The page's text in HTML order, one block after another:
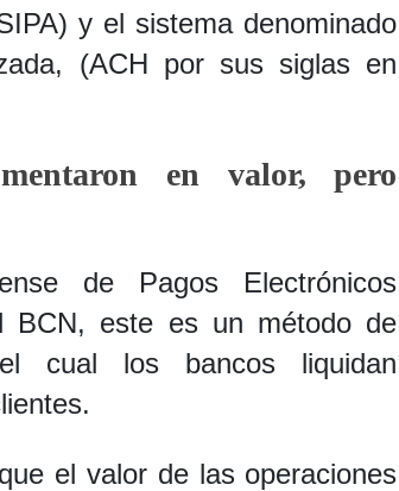
y el sistema denominado
(ACH por sus siglas en
en valor, pero
de Pagos Electrónicos
BCN, este es un método de
cual los bancos liquidan
el valor de las operaciones